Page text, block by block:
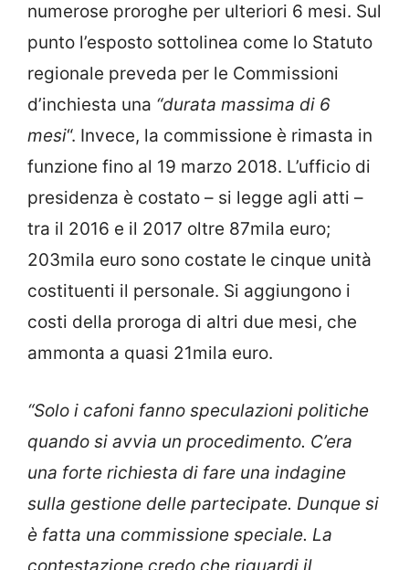
numerose proroghe per ulteriori 6 mesi. Sul
punto l’esposto sottolinea come lo Statuto
regionale preveda per le Commissioni
d’inchiesta una “durata massima di 6
mesi“. Invece, la commissione è rimasta in
funzione fino al 19 marzo 2018. L’ufficio di
presidenza è costato – si legge agli atti –
tra il 2016 e il 2017 oltre 87mila euro;
203mila euro sono costate le cinque unità
costituenti il personale. Si aggiungono i
costi della proroga di altri due mesi, che
ammonta a quasi 21mila euro.
“Solo i cafoni fanno speculazioni politiche
quando si avvia un procedimento. C’era
una forte richiesta di fare una indagine
sulla gestione delle partecipate. Dunque si
è fatta una commissione speciale. La
contestazione credo che riguardi il